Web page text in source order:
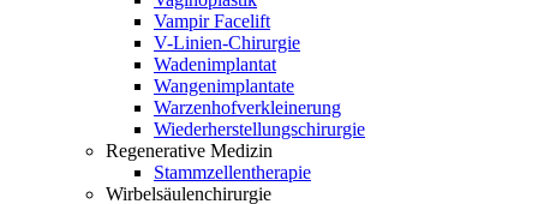
Vampir Facelift
V-Linien-Chirurgie
Wadenimplantat
Wangenimplantate
Warzenhofverkleinerung
Wiederherstellungschirurgie
Regenerative Medizin
Stammzellentherapie
Wirbelsäulenchirurgie